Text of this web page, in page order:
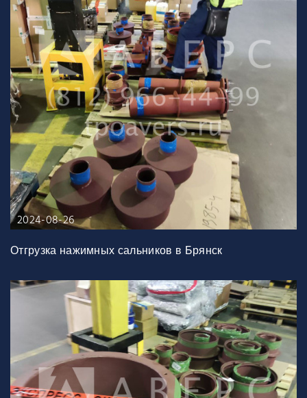
2024-08-26
Отгрузка нажимных сальников в Брянск